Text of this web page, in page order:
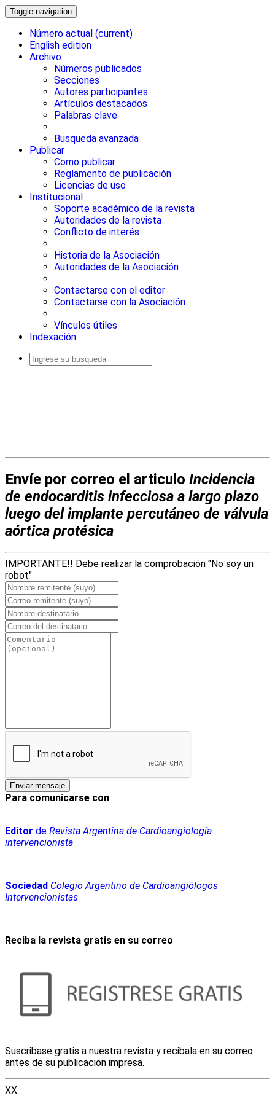
Toggle navigation
Número actual (current)
English edition
Archivo
Números publicados
Secciones
Autores participantes
Artículos destacados
Palabras clave
Busqueda avanzada
Publicar
Como publicar
Reglamento de publicación
Licencias de uso
Institucional
Soporte académico de la revista
Autoridades de la revista
Conflicto de interés
Historia de la Asociación
Autoridades de la Asociación
Contactarse con el editor
Contactarse con la Asociación
Vínculos útiles
Indexación
Envíe por correo el articulo Incidencia
de endocarditis infecciosa a largo plazo
luego del implante percutáneo de válvula
aórtica protésica
IMPORTANTE!! Debe realizar la comprobación "No soy un
robot"
Para comunicarse con
Editor de Revista Argentina de Cardioangiología
intervencionista
Sociedad Colegio Argentino de Cardioangiólogos
Intervencionistas
Reciba la revista gratis en su correo
Suscribase gratis a nuestra revista y recibala en su correo
antes de su publicacion impresa.
XX